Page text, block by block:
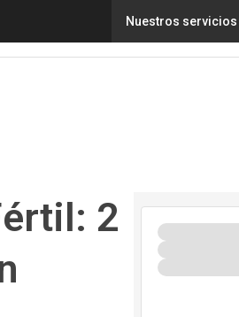
Nuestros servicios
para un futuro sostenible
2